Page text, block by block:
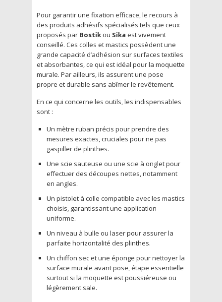
Pour garantir une fixation efficace, le recours à
des produits adhésifs spécialisés tels que ceux
proposés par Bostik ou Sika est vivement
conseillé. Ces colles et mastics possèdent une
grande capacité d’adhésion sur surfaces textiles
et absorbantes, ce qui est idéal pour la moquette
murale. Par ailleurs, ils assurent une pose
propre et durable sans abîmer le revêtement.
En ce qui concerne les outils, les indispensables
sont :
Un mètre ruban précis pour prendre des
mesures exactes, cruciales pour ne pas
gaspiller de plinthes.
Une scie sauteuse ou une scie à onglet pour
effectuer des découpes nettes, notamment
en angles.
Un pistolet à colle compatible avec les mastics
choisis, garantissant une application
uniforme.
Un niveau à bulle ou laser pour assurer la
parfaite horizontalité des plinthes.
Un chiffon sec et une éponge pour nettoyer la
surface murale avant pose, étape essentielle
surtout si la moquette est poussiéreuse ou
légèrement sale.